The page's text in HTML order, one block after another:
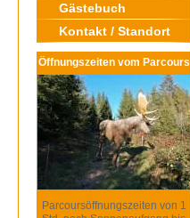
Gästebuch
Kontakt / Standort
Öffnungszeiten vom Parcours
Parcoursöffnungszeiten von 1